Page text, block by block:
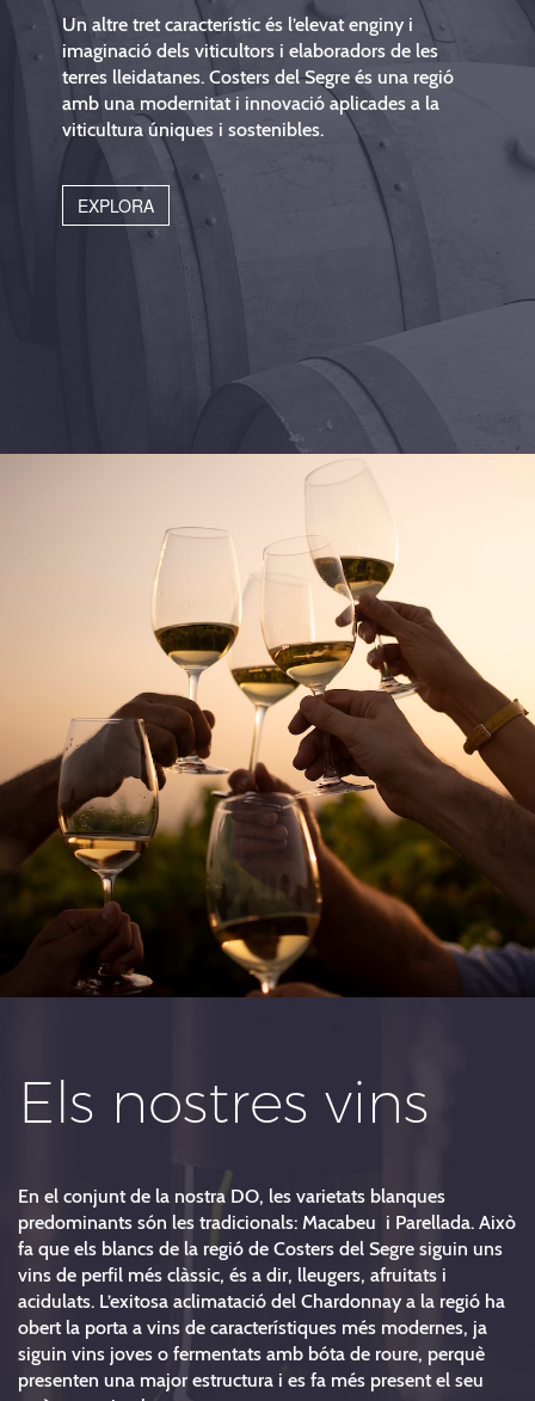
Un altre tret característic és l’elevat enginy i
imaginació dels viticultors i elaboradors de les
terres lleidatanes. Costers del Segre és una regió
amb una modernitat i innovació aplicades a la
viticultura úniques i sostenibles.
EXPLORA
Els nostres vins
En el conjunt de la nostra DO, les varietats blanques
predominants són les tradicionals: Macabeu i Parellada. Això
fa que els blancs de la regió de Costers del Segre siguin uns
vins de perfil més clàssic, és a dir, lleugers, afruitats i
acidulats. L’exitosa aclimatació del Chardonnay a la regió ha
obert la porta a vins de característiques més modernes, ja
siguin vins joves o fermentats amb bóta de roure, perquè
presenten una major estructura i es fa més present el seu